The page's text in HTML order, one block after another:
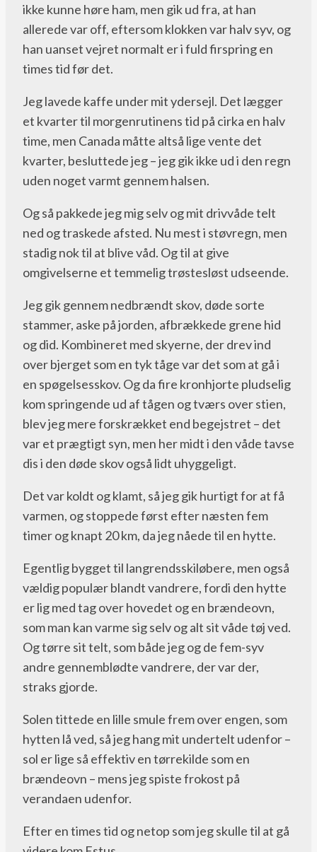
ikke kunne høre ham, men gik ud fra, at han
allerede var off, eftersom klokken var halv syv, og
han uanset vejret normalt er i fuld firspring en
times tid før det.
Jeg lavede kaffe under mit ydersejl. Det lægger
et kvarter til morgenrutinens tid på cirka en halv
time, men Canada måtte altså lige vente det
kvarter, besluttede jeg – jeg gik ikke ud i den regn
uden noget varmt gennem halsen.
Og så pakkede jeg mig selv og mit drivvåde telt
ned og traskede afsted. Nu mest i støvregn, men
stadig nok til at blive våd. Og til at give
omgivelserne et temmelig trøstesløst udseende.
Jeg gik gennem nedbrændt skov, døde sorte
stammer, aske på jorden, afbrækkede grene hid
og did. Kombineret med skyerne, der drev ind
over bjerget som en tyk tåge var det som at gå i
en spøgelsesskov. Og da fire kronhjorte pludselig
kom springende ud af tågen og tværs over stien,
blev jeg mere forskrækket end begejstret – det
var et prægtigt syn, men her midt i den våde tavse
dis i den døde skov også lidt uhyggeligt.
Det var koldt og klamt, så jeg gik hurtigt for at få
varmen, og stoppede først efter næsten fem
timer og knapt 20 km, da jeg nåede til en hytte.
Egentlig bygget til langrendsskiløbere, men også
vældig populær blandt vandrere, fordi den hytte
er lig med tag over hovedet og en brændeovn,
som man kan varme sig selv og alt sit våde tøj ved.
Og tørre sit telt, som både jeg og de fem-syv
andre gennemblødte vandrere, der var der,
straks gjorde.
Solen tittede en lille smule frem over engen, som
hytten lå ved, så jeg hang mit undertelt udenfor –
sol er lige så effektiv en tørrekilde som en
brændeovn – mens jeg spiste frokost på
verandaen udenfor.
Efter en times tid og netop som jeg skulle til at gå